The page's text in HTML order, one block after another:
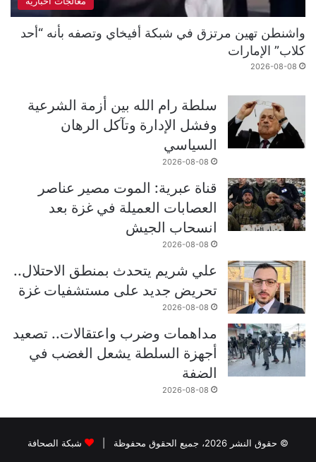
واشنطن تهين مرتزق في شبكة أفيخاي وتصفه بأنه “أحد
كلاب” الإمارات
2026-08-08
سلطة رام الله بين أزمة الشرعية
وفشل الإدارة وتآكل الرهان
السياسي
2026-08-08
قناة عبرية: الموت مصير عناصر
العصابات العميلة في غزة بعد
انسحاب الجيش
2026-08-08
علي شريم يتحدث بمنطق الاحتلال..
تحريض جديد على مستشفيات غزة
2026-08-08
مداهمات وضرب واعتقالات.. تصعيد
أجهزة السلطة يشعل الغضب في
الضفة
2026-08-08
© حقوق النشر 2026، جميع الحقوق محفوظة |
شبكة الصحافة